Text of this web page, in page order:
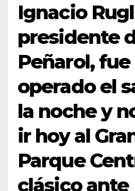
Ignacio
presidente
Peñarol, fue
operado el
la noche y
ir hoy al
Parque
clásico ante